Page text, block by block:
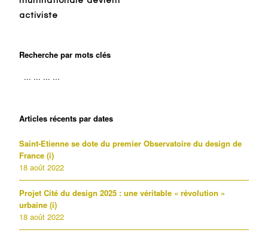
activiste
Recherche par mots clés
Articles récents par dates
Saint-Etienne se dote du premier Observatoire du design de
France (i)
18 août 2022
Projet Cité du design 2025 : une véritable « révolution »
urbaine (i)
18 août 2022